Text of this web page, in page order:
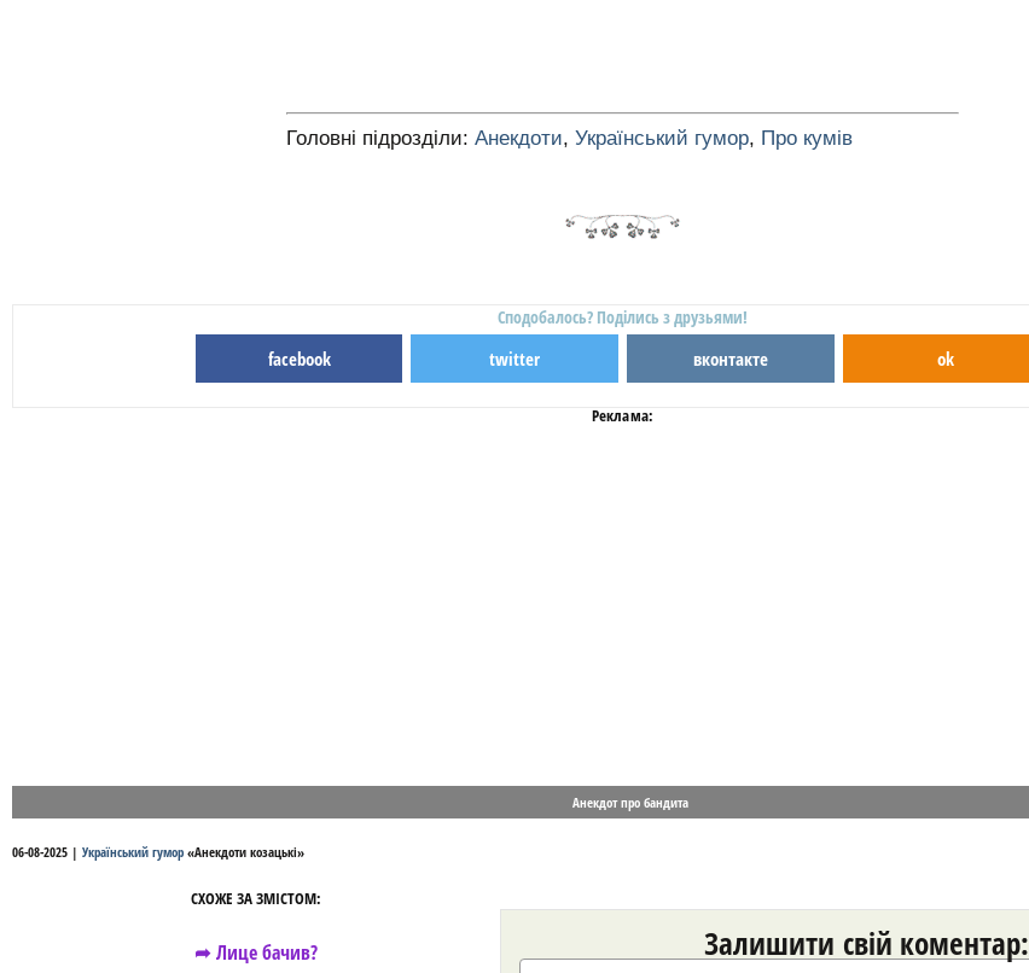
Головні підрозділи:Анекдоти,Український гумор, Про кумів
Сподобалось? Поділись з друзьями!
facebook twitter вконтакте ok
Реклама:
Анекдот про бандита
06-08-2025 | Український гумор «Анекдоти козацькі»
СХОЖЕ ЗА ЗМІСТОМ:
➦ Лице бачив? Залишити свій коментар: